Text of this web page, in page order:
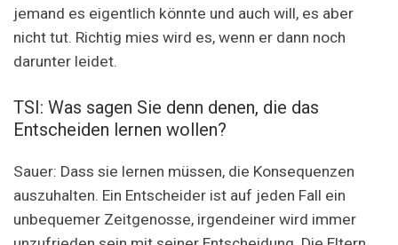
jemand es eigentlich könnte und auch will, es aber
nicht tut. Richtig mies wird es, wenn er dann noch
darunter leidet.
TSI: Was sagen Sie denn denen, die das
Entscheiden lernen wollen?
Sauer: Dass sie lernen müssen, die Konsequenzen
auszuhalten. Ein Entscheider ist auf jeden Fall ein
unbequemer Zeitgenosse, irgendeiner wird immer